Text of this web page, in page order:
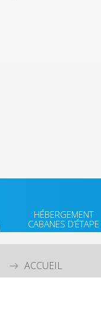
HÉBERGEMENT
CABANES D’ÉTAPE
ACCUEIL
AGENDA